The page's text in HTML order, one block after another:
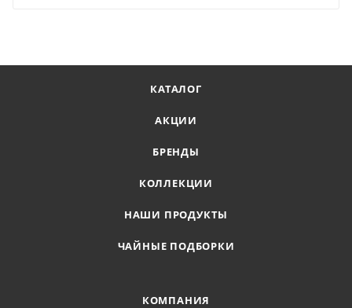
КАТАЛОГ
АКЦИИ
БРЕНДЫ
КОЛЛЕКЦИИ
НАШИ ПРОДУКТЫ
ЧАЙНЫЕ ПОДБОРКИ
КОМПАНИЯ